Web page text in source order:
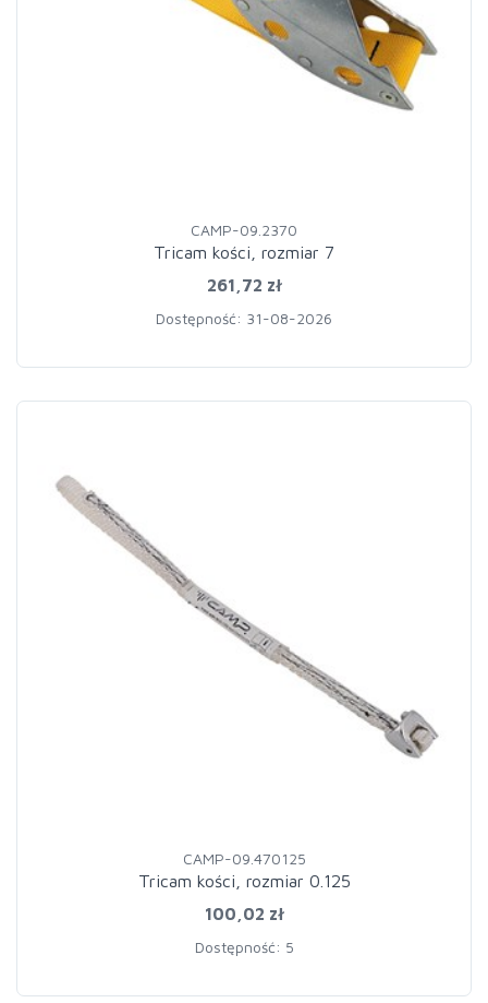
CAMP-09.2370
Tricam kości, rozmiar 7
261,72 zł
Dostępność: 31-08-2026
CAMP-09.470125
Tricam kości, rozmiar 0.125
100,02 zł
Dostępność: 5